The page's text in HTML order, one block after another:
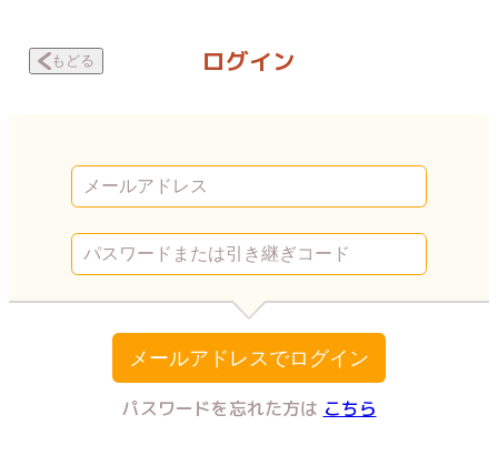
もどる ログイン
メールアドレスでログイン
パスワードを忘れた方は こちら